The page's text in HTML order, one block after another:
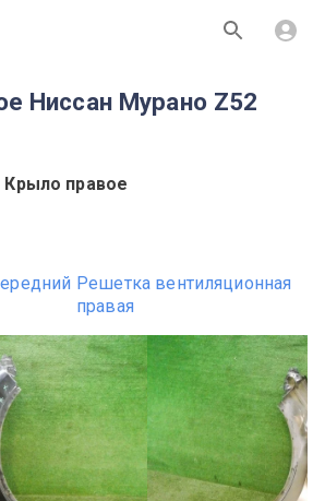
Ниссан Мурано Z52
Крыло правое
Решетка вентиляционная
правая